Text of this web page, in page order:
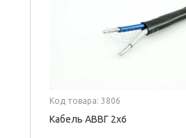
Код товара: 3806
Кабель АВВГ 2х6